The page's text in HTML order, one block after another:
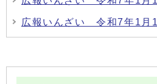
広報いんざい 令和7年1